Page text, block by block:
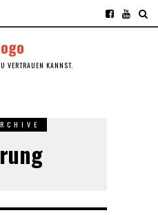
VERTRAUEN KANNST.